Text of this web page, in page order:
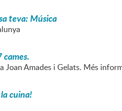
teva: Música
cames.
Amades i Gelats. Més
la cuina!